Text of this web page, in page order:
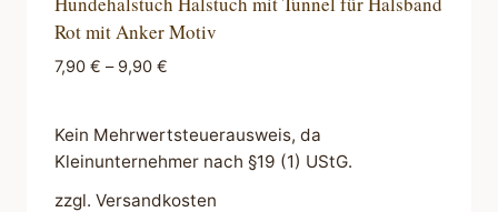
Rot mit Anker Motiv
7,90 € – 9,90 €
Kein Mehrwertsteuerausweis, da
Kleinunternehmer nach §19 (1) UStG.
zzgl. Versandkosten